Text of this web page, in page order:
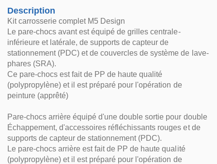
Description
Kit carrosserie complet M5 Design
Le pare-chocs avant est équipé de grilles centrale-
inférieure et latérale, de supports de capteur de
stationnement (PDC) et de couvercles de système de lave-
phares (SRA).
Ce pare-chocs est fait de PP de haute qualité
(polypropylène) et il est préparé pour l'opération de
peinture (apprêté)
Pare-chocs arrière équipé d'une double sortie pour double
Échappement, d'accessoires réfléchissants rouges et de
supports de capteur de stationnement (PDC).
Le pare-chocs arrière est fait de PP de haute qualité
(polypropylène) et il est préparé pour l'opération de